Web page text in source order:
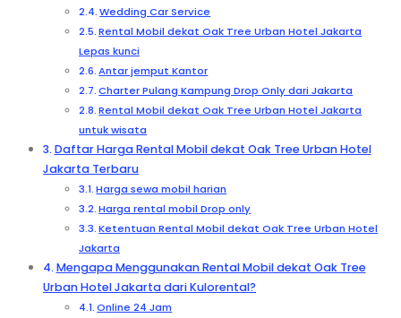
Wedding Car Service
Rental Mobil dekat Oak Tree Urban Hotel Jakarta
Lepas kunci
Antar jemput Kantor
Charter Pulang Kampung Drop Only dari Jakarta
Rental Mobil dekat Oak Tree Urban Hotel Jakarta
untuk wisata
Daftar Harga Rental Mobil dekat Oak Tree Urban Hotel
Jakarta Terbaru
Harga sewa mobil harian
Harga rental mobil Drop only
Ketentuan Rental Mobil dekat Oak Tree Urban Hotel
Jakarta
Mengapa Menggunakan Rental Mobil dekat Oak Tree
Urban Hotel Jakarta dari Kulorental?
Online 24 Jam